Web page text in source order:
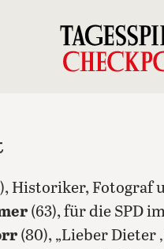
Historiker, Fotograf
(63), für die SPD
(80), „Lieber Dieter